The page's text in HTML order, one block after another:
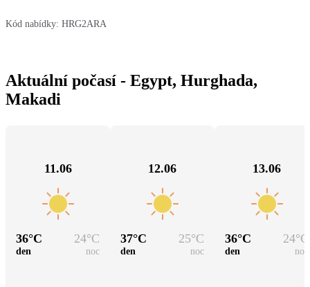
Kód nabídky: HRG2ARA
Aktuální počasí - Egypt, Hurghada,
Makadi
11.06
36°C 24°C
den noc
12.06
37°C 25°C
den noc
13.06
36°C 24°C
den noc